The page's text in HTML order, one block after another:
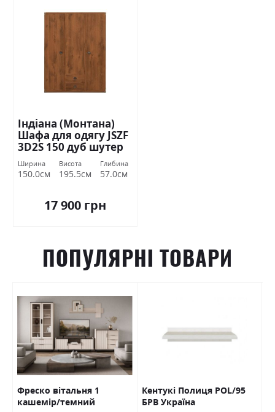
Індіана (Монтана)
Шафа для одягу JSZF
3D2S 150 дуб шутер
БРВ Україна
Ширина
150.0см
Висота
195.5см
Глибина
57.0см
17 900 грн
ПОПУЛЯРНІ ТОВАРИ
Фреско вітальня 1
кашемір/темний
Кентукі Полиця POL/95
БРВ Україна